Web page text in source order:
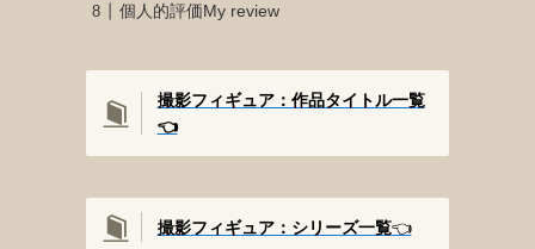
個人的評価My review
撮影フィギュア：作品タイトル一覧
👈️
撮影フィギュア：シリーズ一覧👈️